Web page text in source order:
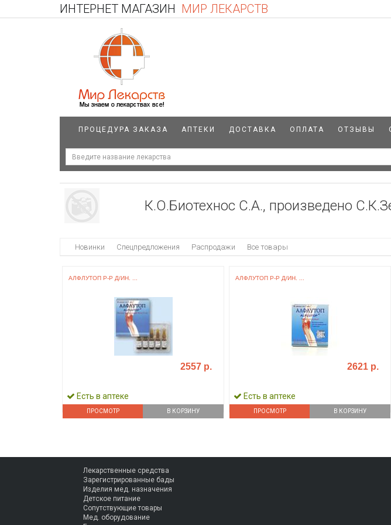
ИНТЕРНЕТ МАГАЗИН МИР ЛЕКАРСТВ
ПРОЦЕДУРА ЗАКАЗА АПТЕКИ ДОСТАВКА ОПЛАТА ОТЗЫВЫ
К.О.Биотехнос С.А., произведено
Новинки Спецпредложения Распродажи Все товары
АЛФЛУТОП Р-Р Д/ИН. ...
2557 р.
Есть в аптеке
ПРОСМОТР В КОРЗИНУ
АЛФЛУТОП Р-Р Д/ИН. ...
2621 р.
Есть в аптеке
ПРОСМОТР В КОРЗИНУ
Лекарственные средства
Зарегистрированные бады
Изделия мед. назначения
Детское питание
Сопутствующие товары
Мед. оборудование